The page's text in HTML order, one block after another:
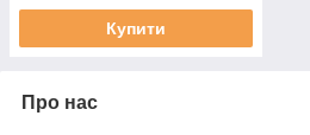
Купити
Про нас